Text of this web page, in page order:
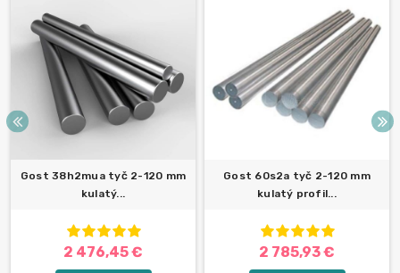
Gost 38h2mua tyč 2-120 mm
kulatý...
2 476,45 €
Gost 60s2a tyč 2-120 mm
kulatý profil...
2 785,93 €